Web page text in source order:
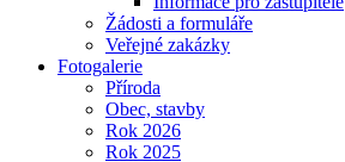
Žádosti a formuláře
Veřejné zakázky
Fotogalerie
Příroda
Obec, stavby
Rok 2026
Rok 2025